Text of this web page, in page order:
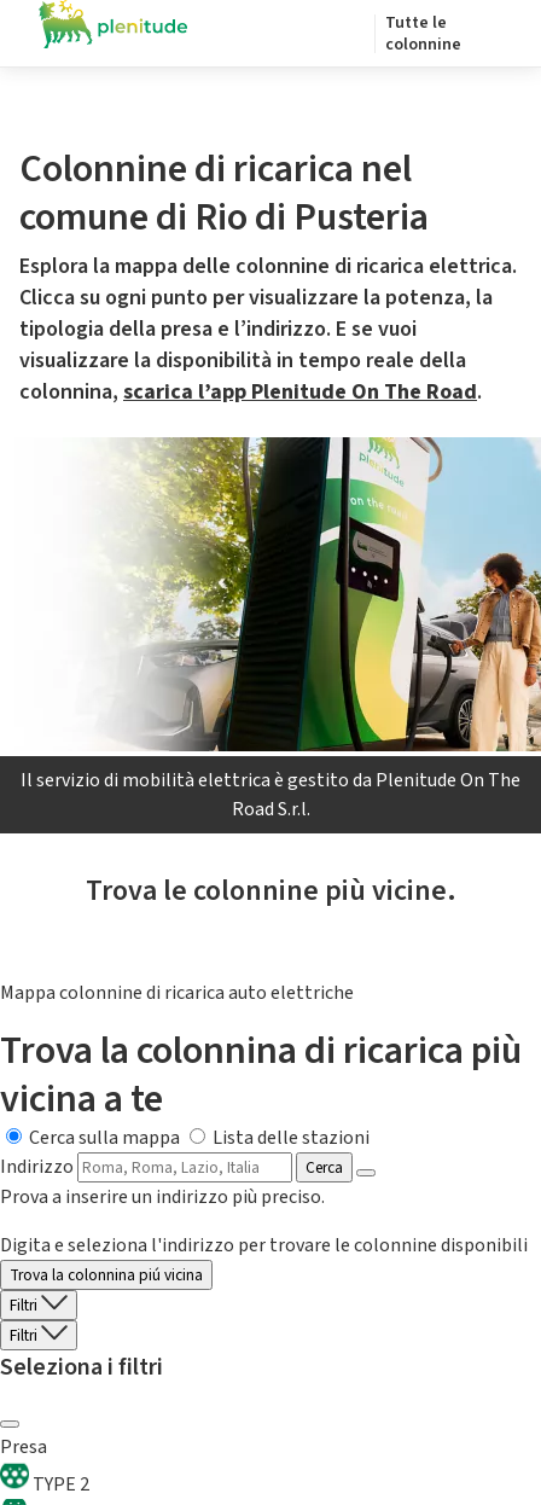
Tutte le
colonnine
Colonnine di ricarica nel
comune di Rio di Pusteria
Esplora la mappa delle colonnine di ricarica elettrica.
Clicca su ogni punto per visualizzare la potenza, la
tipologia della presa e l’indirizzo. E se vuoi
visualizzare la disponibilità in tempo reale della
colonnina, scarica l’app Plenitude On The Road.
Il servizio di mobilità elettrica è gestito da Plenitude On The
Road S.r.l.
Trova le colonnine più vicine.
Mappa colonnine di ricarica auto elettriche
Trova la colonnina di ricarica più
vicina a te
Cerca sulla mappa
Lista delle stazioni
Indirizzo
Cerca
Prova a inserire un indirizzo più preciso.
Digita e seleziona l'indirizzo per trovare le colonnine disponibili
Trova la colonnina piú vicina
Filtri
Filtri
Seleziona i filtri
Presa
TYPE 2